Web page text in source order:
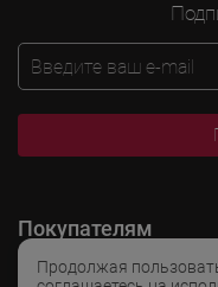
Продолжая
Покупателям